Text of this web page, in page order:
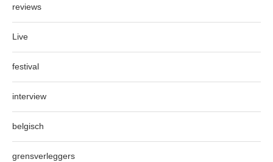
reviews
Live
festival
interview
belgisch
grensverleggers